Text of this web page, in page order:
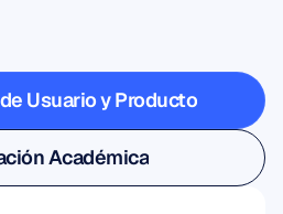
Usuario y Producto
Usuario y Producto
Académica
Académica